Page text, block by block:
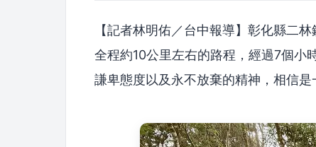
【記者林明佑／台中報導】彰化縣二
全程約10公里左右的路程，經過7個小
謙卑態度以及永不放棄的精神，相信是